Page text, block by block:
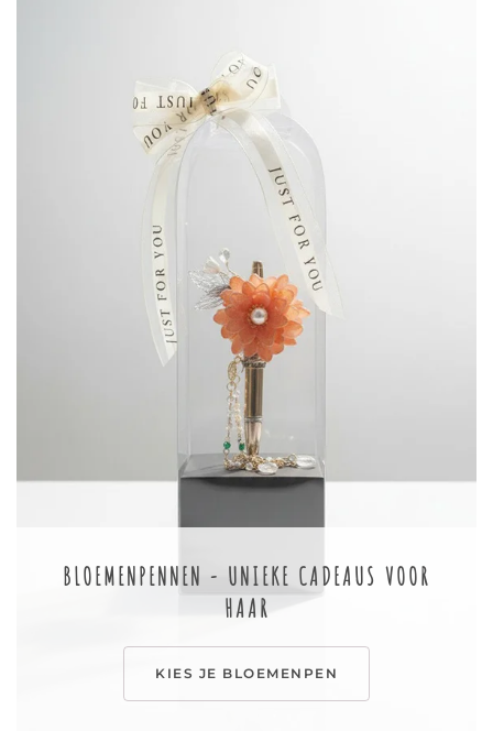
BLOEMENPENNEN - UNIEKE CADEAUS VOOR
HAAR
KIES JE BLOEMENPEN